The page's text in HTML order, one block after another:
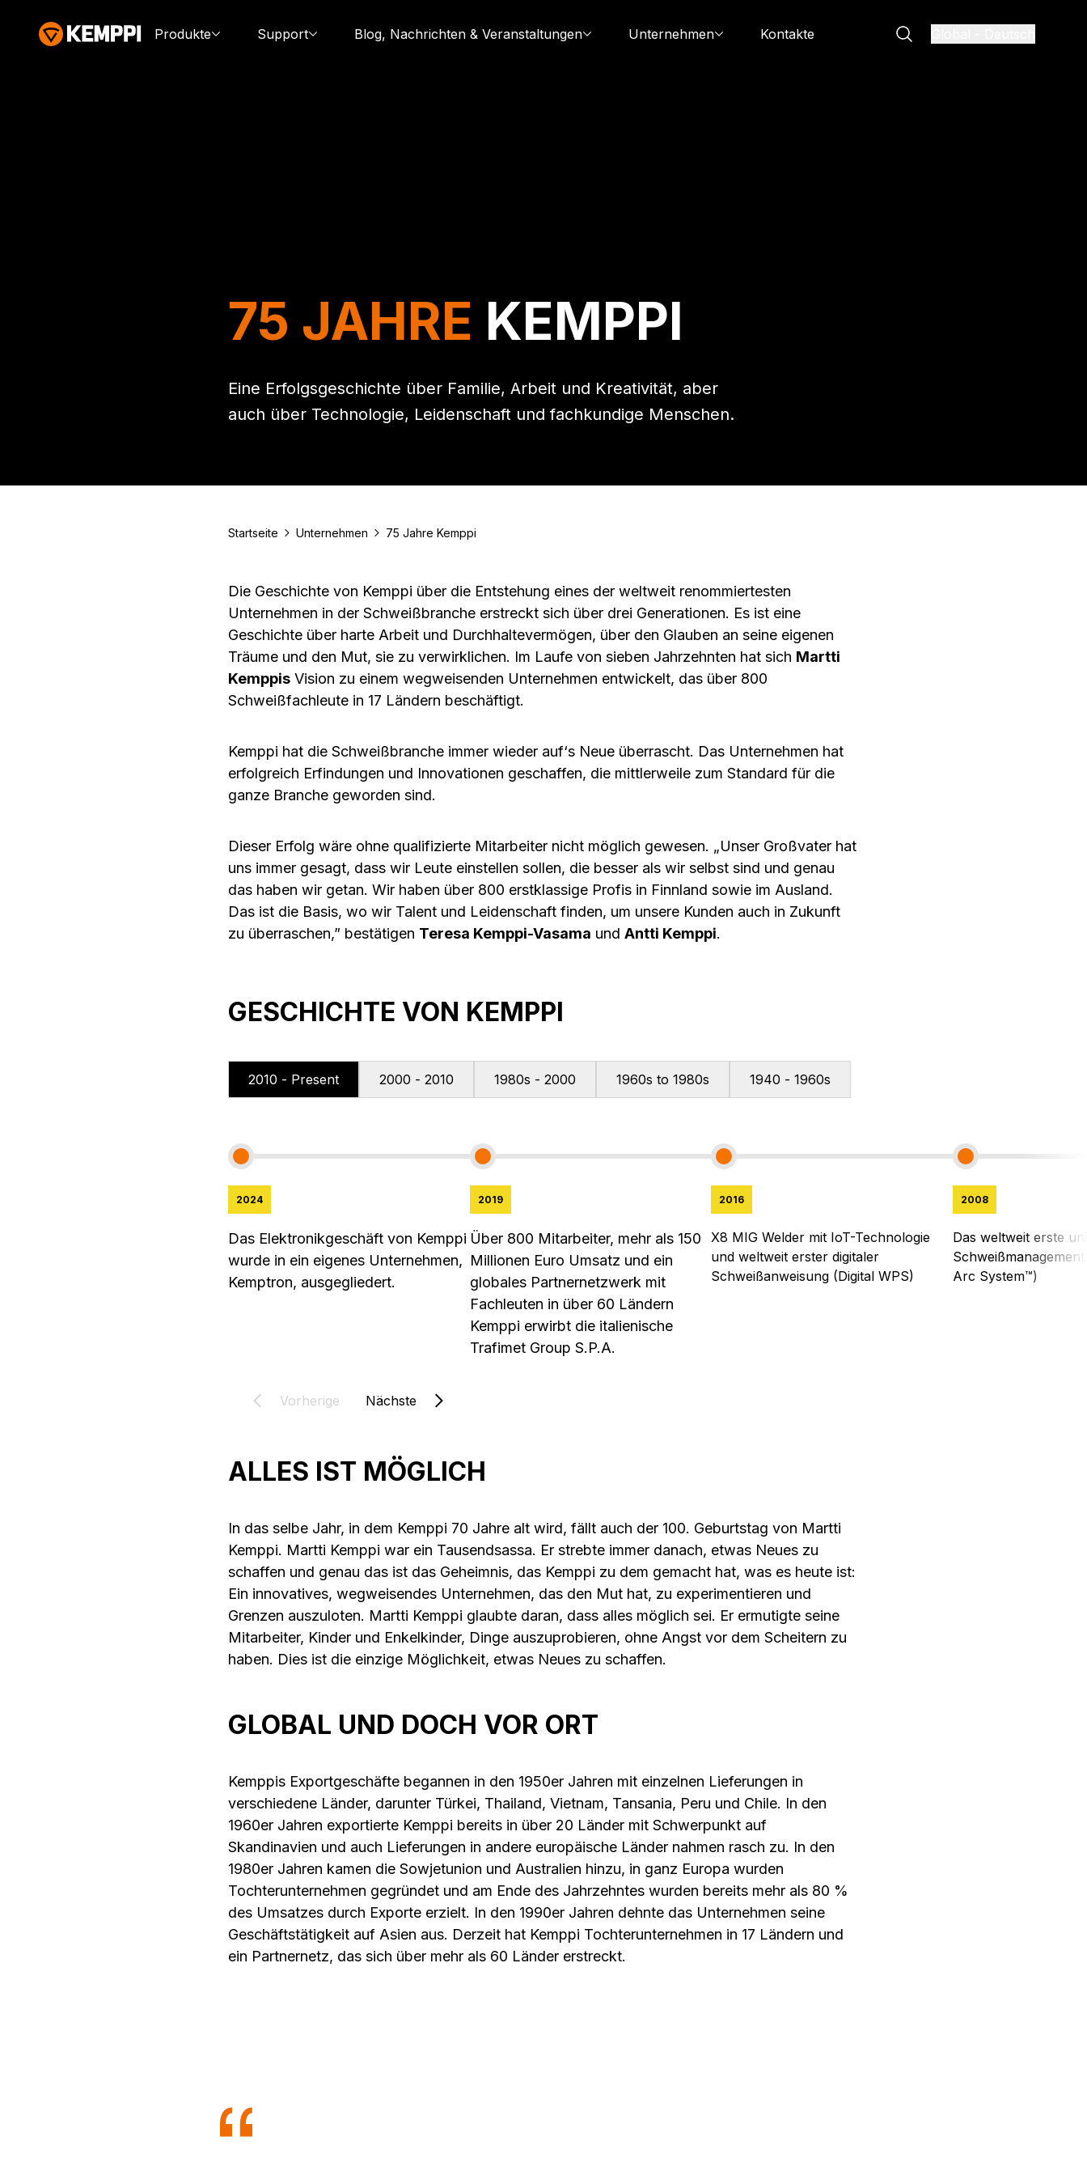
Produkte Support Blog, Nachrichten & Veranstaltungen Unternehmen Kontakte
75 JAHRE KEMPPI
Eine Erfolgsgeschichte über Familie, Arbeit und Kreativität, aber
auch über Technologie, Leidenschaft und fachkundige Menschen.
Startseite Unternehmen 75 Jahre Kemppi
Die Geschichte von Kemppi über die Entstehung eines der weltweit renommiertesten
Unternehmen in der Schweißbranche erstreckt sich über drei Generationen. Es ist eine
Geschichte über harte Arbeit und Durchhaltevermögen, über den Glauben an seine eigenen
Träume und den Mut, sie zu verwirklichen. Im Laufe von sieben Jahrzehnten hat sich Martti
Kemppis Vision zu einem wegweisenden Unternehmen entwickelt, das über 800
Schweißfachleute in 17 Ländern beschäftigt.
Kemppi hat die Schweißbranche immer wieder auf‘s Neue überrascht. Das Unternehmen hat
erfolgreich Erfindungen und Innovationen geschaffen, die mittlerweile zum Standard für die
ganze Branche geworden sind.
Dieser Erfolg wäre ohne qualifizierte Mitarbeiter nicht möglich gewesen. „Unser Großvater hat
uns immer gesagt, dass wir Leute einstellen sollen, die besser als wir selbst sind und genau
das haben wir getan. Wir haben über 800 erstklassige Profis in Finnland sowie im Ausland.
Das ist die Basis, wo wir Talent und Leidenschaft finden, um unsere Kunden auch in Zukunft
zu überraschen,” bestätigen Teresa Kemppi-Vasama und Antti Kemppi.
GESCHICHTE VON KEMPPI
2010 - Present 2000 - 2010 1980s - 2000 1960s to 1980s 1940 - 1960s
2024
Das Elektronikgeschäft von Kemppi
wurde in ein eigenes Unternehmen,
Kemptron, ausgegliedert.
2019
Über 800 Mitarbeiter, mehr als 150
Millionen Euro Umsatz und ein
globales Partnernetzwerk mit
Fachleuten in über 60 Ländern
Kemppi erwirbt die italienische
Trafimet Group S.P.A.
2016
X8 MIG Welder mit IoT-Technologie
und weltweit erster digitaler
Schweißanweisung (Digital WPS)
2008
Das weltweit erste
Arc System™)
Vorherige Nächste
ALLES IST MÖGLICH
In das selbe Jahr, in dem Kemppi 70 Jahre alt wird, fällt auch der 100. Geburtstag von Martti
Kemppi. Martti Kemppi war ein Tausendsassa. Er strebte immer danach, etwas Neues zu
schaffen und genau das ist das Geheimnis, das Kemppi zu dem gemacht hat, was es heute ist:
Ein innovatives, wegweisendes Unternehmen, das den Mut hat, zu experimentieren und
Grenzen auszuloten. Martti Kemppi glaubte daran, dass alles möglich sei. Er ermutigte seine
Mitarbeiter, Kinder und Enkelkinder, Dinge auszuprobieren, ohne Angst vor dem Scheitern zu
haben. Dies ist die einzige Möglichkeit, etwas Neues zu schaffen.
GLOBAL UND DOCH VOR ORT
Kemppis Exportgeschäfte begannen in den 1950er Jahren mit einzelnen Lieferungen in
verschiedene Länder, darunter Türkei, Thailand, Vietnam, Tansania, Peru und Chile. In den
1960er Jahren exportierte Kemppi bereits in über 20 Länder mit Schwerpunkt auf
Skandinavien und auch Lieferungen in andere europäische Länder nahmen rasch zu. In den
1980er Jahren kamen die Sowjetunion und Australien hinzu, in ganz Europa wurden
Tochterunternehmen gegründet und am Ende des Jahrzehntes wurden bereits mehr als 80 %
des Umsatzes durch Exporte erzielt. In den 1990er Jahren dehnte das Unternehmen seine
Geschäftstätigkeit auf Asien aus. Derzeit hat Kemppi Tochterunternehmen in 17 Ländern und
ein Partnernetz, das sich über mehr als 60 Länder erstreckt.